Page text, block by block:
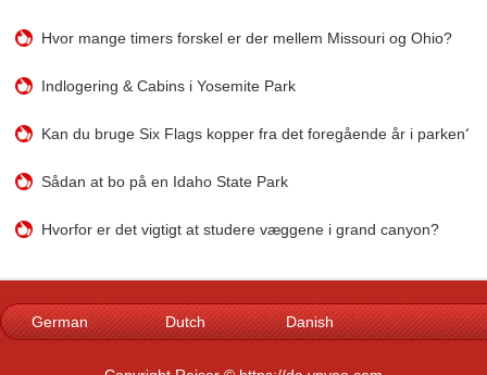
Hvor mange timers forskel er der mellem Missouri og Ohio?
Indlogering & Cabins i Yosemite Park
Kan du bruge Six Flags kopper fra det foregående år i parken?
Sådan at bo på en Idaho State Park
Hvorfor er det vigtigt at studere væggene i grand canyon?
German Dutch Danish